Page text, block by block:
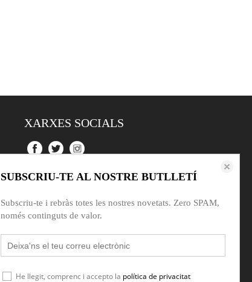
XARXES SOCIALS
SUBSCRIU-TE AL NOSTRE BUTLLETÍ
Subscriu-te i rebràs totes les nostres novetats. Zero SPAM,
només continguts de valor.
He llegit, comprenc i accepto la política de privacitat